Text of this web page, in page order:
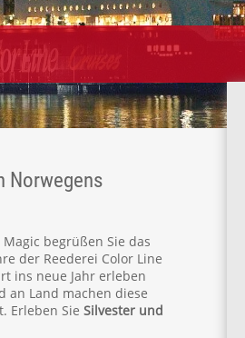
Norwegens
begrüßen Sie das
der Reederei Color Line
ins neue Jahr erleben
an Land machen diese
Erleben Sie Silvester und